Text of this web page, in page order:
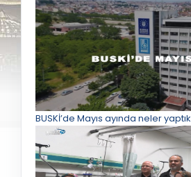
BUSKİ’de Mayıs ayında neler yaptık